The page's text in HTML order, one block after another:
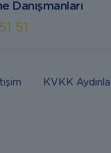
Danışmanları
51
KVKK